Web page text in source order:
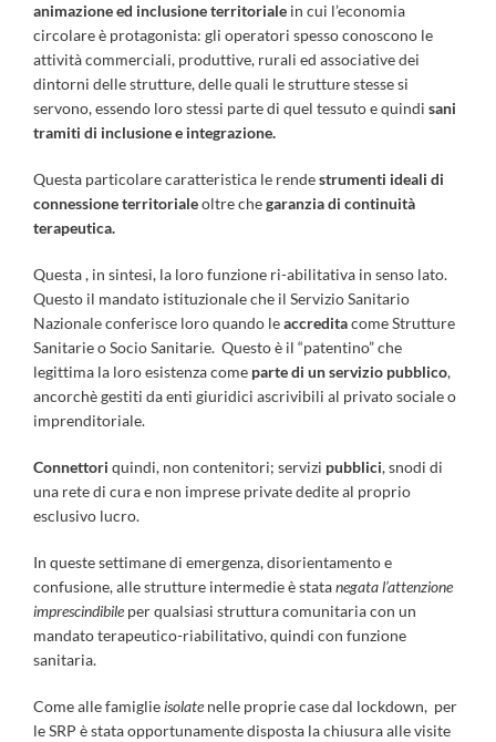
animazione ed inclusione territoriale in cui l’economia
circolare è protagonista: gli operatori spesso conoscono le
attività commerciali, produttive, rurali ed associative dei
dintorni delle strutture, delle quali le strutture stesse si
servono, essendo loro stessi parte di quel tessuto e quindi sani
tramiti di inclusione e integrazione.
Questa particolare caratteristica le rendestrumenti ideali di
connessione territorialeoltre chegaranzia di continuità
terapeutica.
Questa , in sintesi, la loro funzione ri-abilitativa in senso lato.
Questo il mandato istituzionale che il Servizio Sanitario
Nazionale conferisce loro quando leaccreditacome Strutture
Sanitarie o Socio Sanitarie. Questo è il “patentino” che
legittima la loro esistenza come parte di un servizio pubblico,
ancorchè gestiti da enti giuridici ascrivibili al privato sociale o
imprenditoriale.
Connettori quindi, non contenitori; servizi pubblici, snodi di
una rete di cura e non imprese private dedite al proprio
esclusivo lucro.
In queste settimane di emergenza, disorientamento e
confusione, alle strutture intermedie è statanegatal’attenzione
imprescindibile per qualsiasi struttura comunitaria con un
mandato terapeutico-riabilitativo, quindi con funzione
sanitaria.
Come alle famiglieisolate nelle proprie case dal lockdown, per
le SRP è stata opportunamente disposta la chiusura alle visite